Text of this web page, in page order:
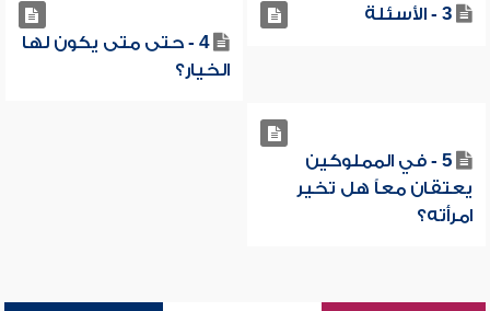
3 - الأسئلة
4 - حتى متى يكون لها
الخيار؟
5 - في المملوكين
يعتقان معاً هل تخير
امرأته؟